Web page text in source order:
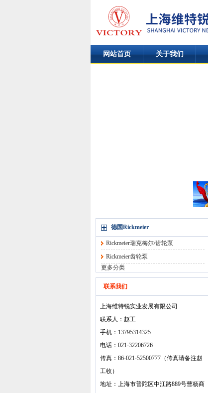
网站首页 关于我们
德国Rickmeier
Rickmeier瑞克梅尔/齿轮泵
Rickmeier齿轮泵
更多分类
联系我们
上海维特锐实业发展有限公司
联系人：赵工
手机：13795314325
电话：021-32206726
传真：86-021-52500777（传真请备注赵
工收）
地址：上海市普陀区中江路889号曹杨商